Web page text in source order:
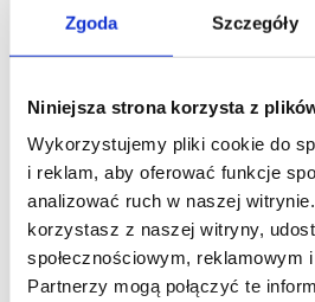
Zgoda Szczegóły
Niniejsza strona korzysta z
Wykorzystujemy pliki cookie do
i reklam, aby oferować funkcje
analizować ruch w naszej
korzystasz z naszej witryny,
społecznościowym, reklamowym
Partnerzy mogą połączyć te
Szpilka
Profil tiktok
Profil youtube
Szpilka
Kontakt